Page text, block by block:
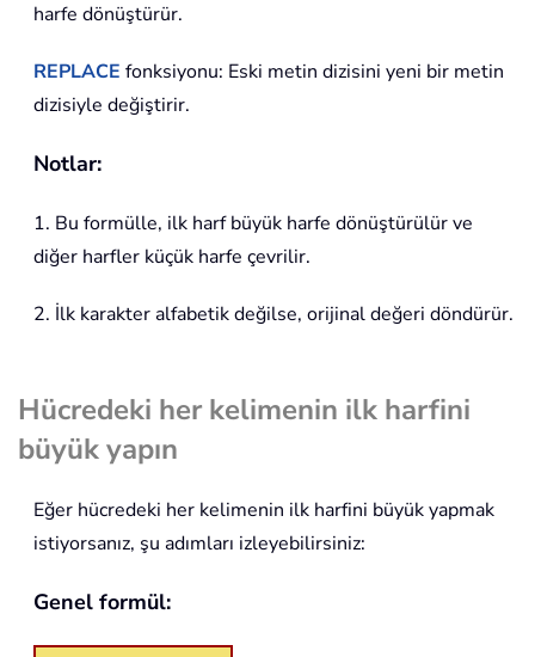
harfe dönüştürür.
REPLACE fonksiyonu: Eski metin dizisini yeni bir metin
dizisiyle değiştirir.
Notlar:
1. Bu formülle, ilk harf büyük harfe dönüştürülür ve
diğer harfler küçük harfe çevrilir.
2. İlk karakter alfabetik değilse, orijinal değeri döndürür.
Hücredeki her kelimenin ilk harfini
büyük yapın
Eğer hücredeki her kelimenin ilk harfini büyük yapmak
istiyorsanız, şu adımları izleyebilirsiniz:
Genel formül: